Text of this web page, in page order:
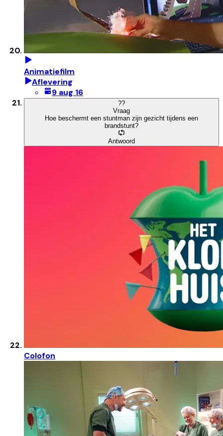
Animatiefilm
Aflevering
9 aug 16
??
Vraag
Hoe beschermt een stuntman zijn gezicht tijdens een
brandstunt?
Antwoord
Colofon